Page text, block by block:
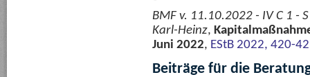
BMF v. 11.10.2022 - IV C 1
Karl-Heinz,
Juni 2022, EStB 2022, 420-
Beiträge für die